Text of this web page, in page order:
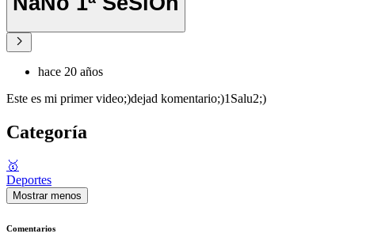
hace 20 años
Este es mi primer video;)dejad komentario;)1Salu2;)
Categoría
🥇
Deportes
Mostrar menos
Comentarios